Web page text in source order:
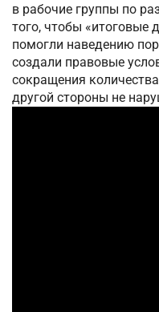
в рабочие группы по
того, чтобы «итоговые
помогли наведению
создали правовые
сокращения
другой стороны не